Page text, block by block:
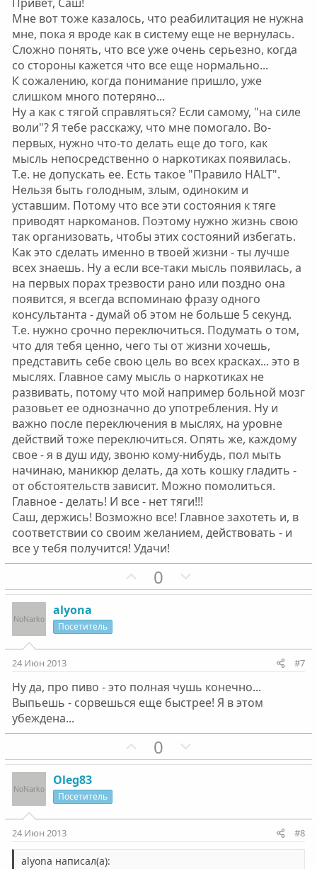
о
л
о
с
о
л
о
с
Мне вот тоже казалось, что реабилитация не нужна
мне, пока я вроде как в систему еще не вернулась.
Сложно понять, что все уже очень серьезно, когда
со стороны кажется что все еще нормально...
К сожалению, когда понимание пришло, уже
слишком много потеряно...
Ну а как с тягой справляться? Если самому, "на силе
воли"? Я тебе расскажу, что мне помогало. Во-
первых, нужно что-то делать еще до того, как
мысль непосредственно о наркотиках появилась.
Т.е. не допускать ее. Есть такое "Правило HALT".
Нельзя быть голодным, злым, одиноким и
уставшим. Потому что все эти состояния к тяге
приводят наркоманов. Поэтому нужно жизнь свою
так организовать, чтобы этих состояний избегать.
Как это сделать именно в твоей жизни - ты лучше
всех знаешь. Ну а если все-таки мысль появилась, а
на первых порах трезвости рано или поздно она
появится, я всегда вспоминаю фразу одного
консультанта - думай об этом не больше 5 секунд.
Т.е. нужно срочно переключиться. Подумать о том,
что для тебя ценно, чего ты от жизни хочешь,
представить себе свою цель во всех красках... это в
мыслях. Главное саму мысль о наркотиках не
развивать, потому что мой например больной мозг
разовьет ее однозначно до употребления. Ну и
важно после переключения в мыслях, на уровне
действий тоже переключиться. Опять же, каждому
свое - я в душ иду, звоню кому-нибудь, пол мыть
начинаю, маникюр делать, да хоть кошку гладить -
от обстоятельств зависит. Можно помолиться.
Главное - делать! И все - нет тяги!!!
Саш, держись! Возможно все! Главное захотеть и, в
соответствии со своим желанием, действовать - и
все у тебя получится! Удачи!
П
о
т
н
ы
й
о
с
0
е
т
н
ы
й
о
с
alyona
Посетитель
24 Июн 2013 #7
Ну да, про пиво - это полная чушь конечно...
Выпьешь - сорвешься еще быстрее! Я в этом
убеждена...
П
о
т
0
е
т
Oleg83
Посетитель
24 Июн 2013 #8
alyona написал(а):